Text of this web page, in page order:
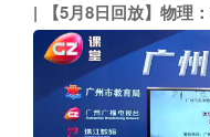
【5月8日回放】物理：功